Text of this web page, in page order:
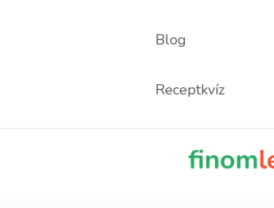
Blog
Receptkvíz